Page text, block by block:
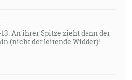
An ihrer Spitze zieht dann der
(nicht der leitende Widder)!